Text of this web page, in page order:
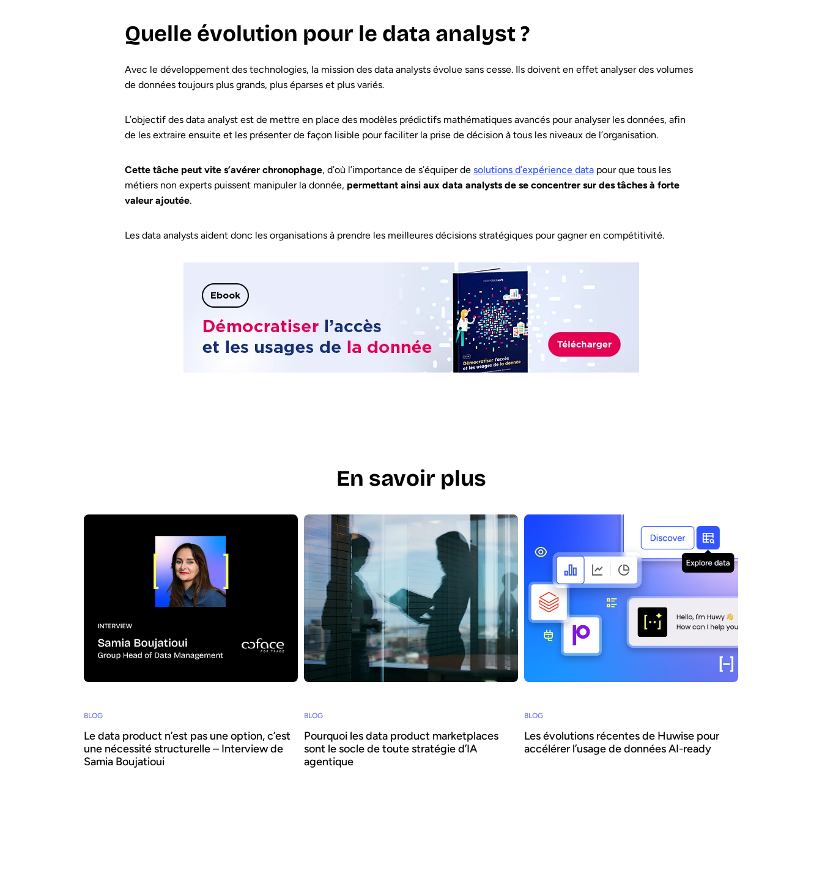
Quelle évolution pour le data analyst ?
Avec le développement des technologies, la mission des data analysts évolue sans cesse. Ils doivent en effet analyser des volumes
de données toujours plus grands, plus éparses et plus variés.
L’objectif des data analyst est de mettre en place des modèles prédictifs mathématiques avancés pour analyser les données, afin
de les extraire ensuite et les présenter de façon lisible pour faciliter la prise de décision à tous les niveaux de l’organisation.
Cette tâche peut vite s’avérer chronophage, d’où l’importance de s’équiper de solutions d’expérience datapour que tous les
métiers non experts puissent manipuler la donnée, permettant ainsi aux data analysts de se concentrer sur des tâches à forte
valeur ajoutée.
Les data analysts aident donc les organisations à prendre les meilleures décisions stratégiques pour gagner en compétitivité.
En savoir plus
BLOG
Le data product n’est pas une option, c’est
une nécessité structurelle – Interview de
Samia Boujatioui
BLOG
Pourquoi les data product marketplaces
sont le socle de toute stratégie d’IA
agentique
BLOG
Les évolutions récentes de Huwise pour
accélérer l’usage de données AI-ready